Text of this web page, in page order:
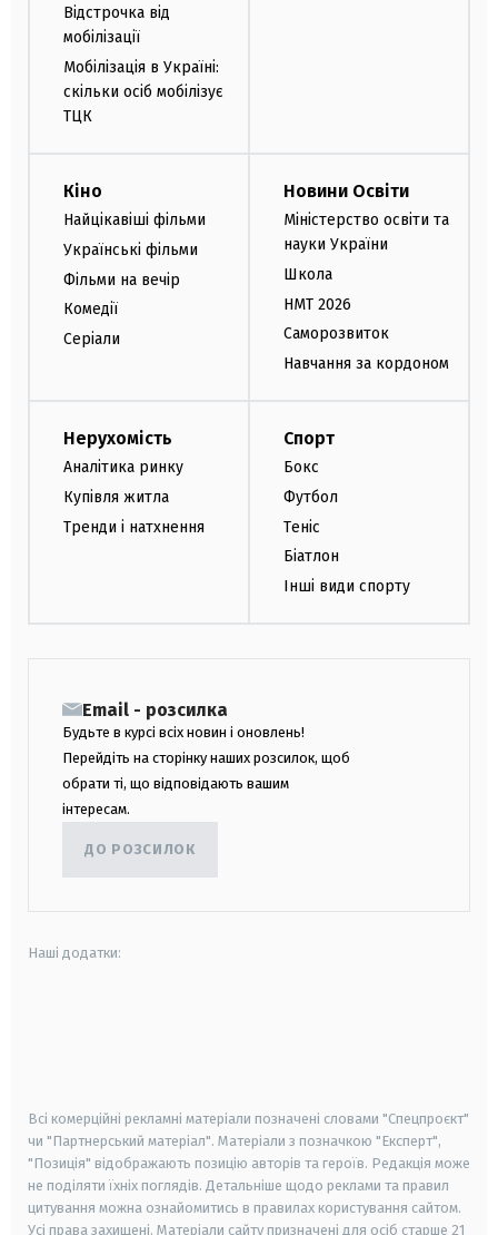
Відстрочка від
мобілізації
Мобілізація в Україні:
скільки осіб мобілізує
ТЦК
Кіно
Найцікавіші фільми
Українські фільми
Фільми на вечір
Комедії
Серіали
Новини Освіти
Міністерство освіти та
науки України
Школа
НМТ 2026
Саморозвиток
Навчання за кордоном
Нерухомість
Аналітика ринку
Купівля житла
Тренди і натхнення
Спорт
Бокс
Футбол
Теніс
Біатлон
Інші види спорту
Email - розсилка
Будьте в курсі всіх новин і оновлень!
Перейдіть на сторінку наших розсилок, щоб
обрати ті, що відповідають вашим
інтересам.
ДО РОЗСИЛОК
Наші додатки:
Всі комерційні рекламні матеріали позначені словами "Спецпроєкт"
чи "Партнерський матеріал". Матеріали з позначкою "Експерт",
"Позиція" відображають позицію авторів та героїв. Редакція може
не поділяти їхніх поглядів. Детальніше щодо реклами та правил
цитування можна ознайомитись в правилах користування сайтом.
Усі права захищені. Матеріали сайту призначені для осіб старше 21